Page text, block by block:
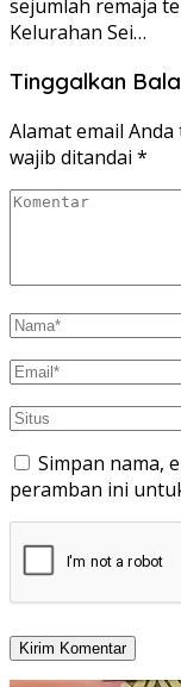
sejumlah remaja
Kelurahan Sei…
Tinggalkan
Alamat email
wajib ditandai *
Simpan nama,
peramban ini